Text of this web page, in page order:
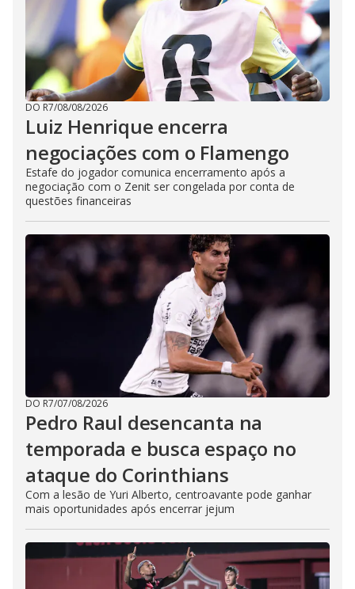
DO R7/08/08/2026
Luiz Henrique encerra
negociações com o Flamengo
Estafe do jogador comunica encerramento após a
negociação com o Zenit ser congelada por conta de
questões financeiras
DO R7/07/08/2026
Pedro Raul desencanta na
temporada e busca espaço no
ataque do Corinthians
Com a lesão de Yuri Alberto, centroavante pode ganhar
mais oportunidades após encerrar jejum